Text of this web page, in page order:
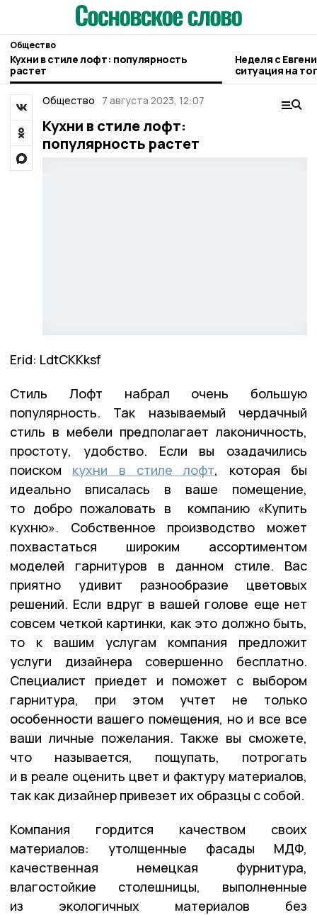
Общество
Кухни в стиле лофт: популярность
растет
Неделя с
ситуация на
городе и
Общество
7 августа 2023, 12:07
Кухни в стиле лофт:
популярность растет
Erid: LdtCKKksf
Стиль Лофт набрал очень большую
популярность. Так называемый чердачный
стиль в мебели предполагает лаконичность,
простоту, удобство. Если вы озадачились
поиском кухни в стиле лофт, которая бы
идеально вписалась в ваше помещение,
то добро пожаловать в компанию «Купить
кухню». Собственное производство может
похвастаться широким ассортиментом
моделей гарнитуров в данном стиле. Вас
приятно удивит разнообразие цветовых
решений. Если вдруг в вашей голове еще нет
совсем четкой картинки, как это должно быть,
то к вашим услугам компания предложит
услуги дизайнера совершенно бесплатно.
Специалист приедет и поможет с выбором
гарнитура, при этом учтет не только
особенности вашего помещения, но и все все
ваши личные пожелания. Также вы сможете,
что называется, пощупать, потрогать
и в реале оценить цвет и фактуру материалов,
так как дизайнер привезет их образцы с собой.
Компания гордится качеством своих
материалов: утолщенные фасады МДФ,
качественная немецкая фурнитура,
влагостойкие столешницы, выполненные
из экологичных материалов без